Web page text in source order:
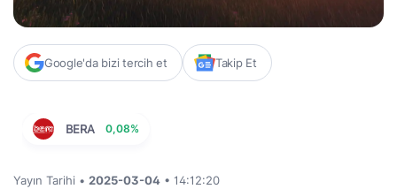
Google'da bizi tercih et Takip Et
BERA 0,08%
Yayın Tarihi • 2025-03-04 • 14:12:20